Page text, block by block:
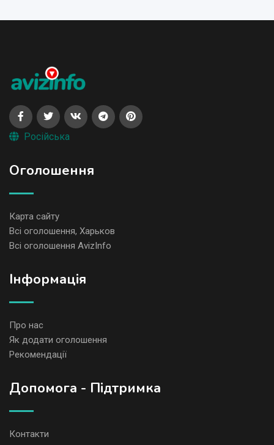
Російська
Оголошення
Карта сайту
Всі оголошення, Харьков
Всі оголошення AvizInfo
Iнформація
Про нас
Як додати оголошення
Рекомендації
Допомога - Підтримка
Контакти